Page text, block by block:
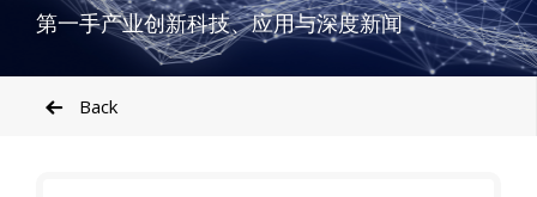
第一手产业创新科技、应用与深度新闻
Back